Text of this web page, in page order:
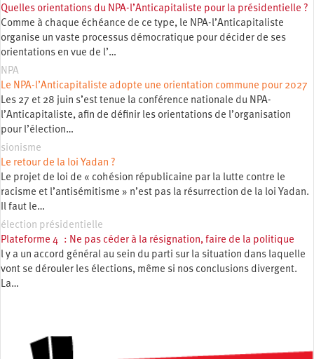
Quelles orientations du NPA-l’Anticapitaliste pour la présidentielle ?
Comme à chaque échéance de ce type, le NPA-l’Anticapitaliste
organise un vaste processus démocratique pour décider de ses
orientations en vue de l’…
NPA
Le NPA-l’Anticapitaliste adopte une orientation commune pour 2027
Les 27 et 28 juin s’est tenue la conférence nationale du NPA-
l’Anticapitaliste, afin de définir les orientations de l’organisation
pour l’élection…
sionisme
Le retour de la loi Yadan ?
Le projet de loi de « cohésion républicaine par la lutte contre le
racisme et l’antisémitisme » n’est pas la résurrection de la loi Yadan.
Il faut le…
élection présidentielle
Plateforme 4 : Ne pas céder à la résignation, faire de la politique
l y a un accord général au sein du parti sur la situation dans laquelle
vont se dérouler les élections, même si nos conclusions divergent.
La…